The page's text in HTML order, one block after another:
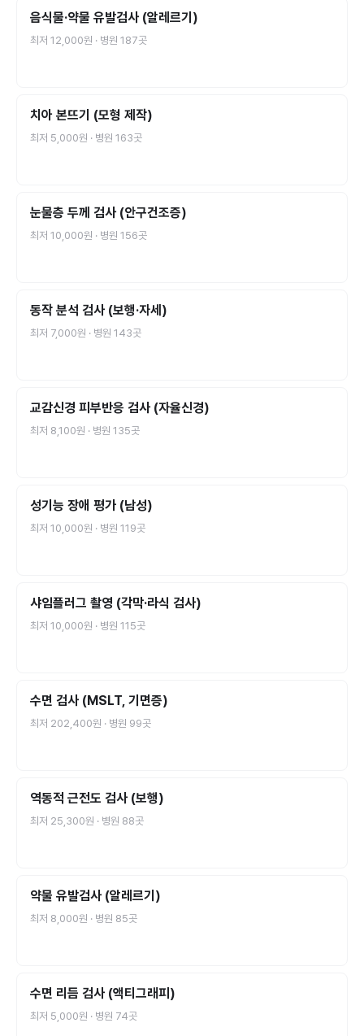
음식물·약물 유발검사 (알레르기)
최저 12,000원 · 병원 187곳
치아 본뜨기 (모형 제작)
최저 5,000원 · 병원 163곳
눈물층 두께 검사 (안구건조증)
최저 10,000원 · 병원 156곳
동작 분석 검사 (보행·자세)
최저 7,000원 · 병원 143곳
교감신경 피부반응 검사 (자율신경)
최저 8,100원 · 병원 135곳
성기능 장애 평가 (남성)
최저 10,000원 · 병원 119곳
샤임플러그 촬영 (각막·라식 검사)
최저 10,000원 · 병원 115곳
수면 검사 (MSLT, 기면증)
최저 202,400원 · 병원 99곳
역동적 근전도 검사 (보행)
최저 25,300원 · 병원 88곳
약물 유발검사 (알레르기)
최저 8,000원 · 병원 85곳
수면 리듬 검사 (액티그래피)
최저 5,000원 · 병원 74곳